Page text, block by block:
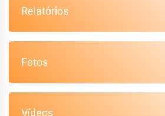
Relatórios
Fotos
Vídeos